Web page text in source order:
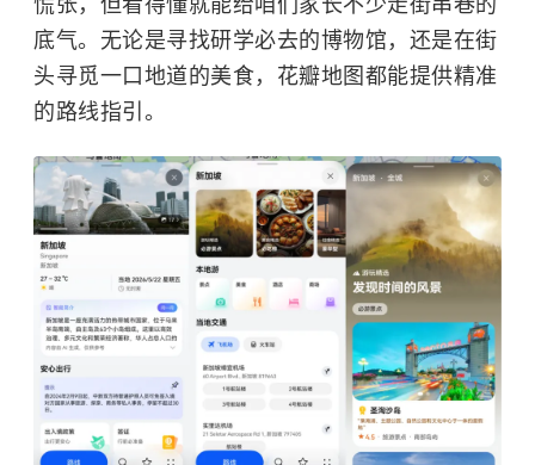
底气。无论是寻找研学必去的博物馆，还是在街
头寻觅一口地道的美食，花瓣地图都能提供精准
的路线指引。